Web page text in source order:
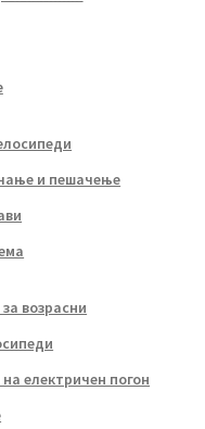
и пешачење
возрасни
електричен погон